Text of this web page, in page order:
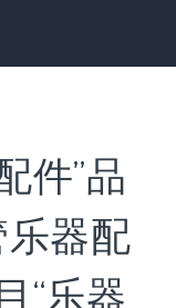
件”品
器配
“乐器